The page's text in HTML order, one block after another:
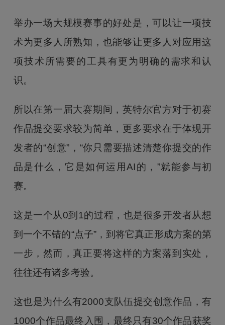
举办一场大规模赛事的好处是，可以让一项技
术为更多人所熟知，也能够让更多人对应用这
项技术所需要的工具有更为明确的需求和认
识。
所以在第一届大赛期间，英特尔官方对于初赛
作品提交要求较为简单，更多要求在于体现开
发者的“创意”，“你只需要描述清楚你提交的作
品是什么，它是如何运用AI的，”就能参与初
赛。
这是一个从0到1的过程，也是很多开发者从想
到一个不错的“点子”，到将它真正形成方案的第
一步，然而，真正要将这样的方案落到实处，
往往还有诸多考验。
这也是为什么有2000支队伍提交创意作品，有
1000个作品最终入围，最终只有30个作品获奖